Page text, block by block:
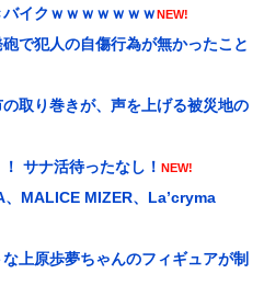
イクｗｗｗｗｗｗｗNEW!
で犯人の自傷行為が無かったこと
の取り巻きが、声を上げる被災地の
サナ活待ったなし！ NEW!
MALICE MIZER、La’cryma
上原歩夢ちゃんのフィギュアが制